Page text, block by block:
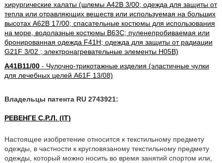
хирургические халаты (шлемы A42B 3/00; одежда для защиты от
тепла или отравляющих веществ или используемая на больших
высотах A62B 17/00; спасательные костюмы для использования
на море, водолазные костюмы B63C; пуленепробиваемая или
бронированная одежда F41H; одежда для защиты от радиации
G21F 3/02 ; электронагревательные элементы H05B)
A41B11/00- Чулочно-трикотажные изделия (эластичные чулки
для лечебных целей A61F 13/08)
Владельцы патента RU 2743921:
РЕВЕНГЕ С.Р.Л. (IT)
Настоящее изобретение относится к текстильному предмету
одежды, в частности к кругловязаному текстильному предмету
одежды, который можно носить во время занятий спортом или,